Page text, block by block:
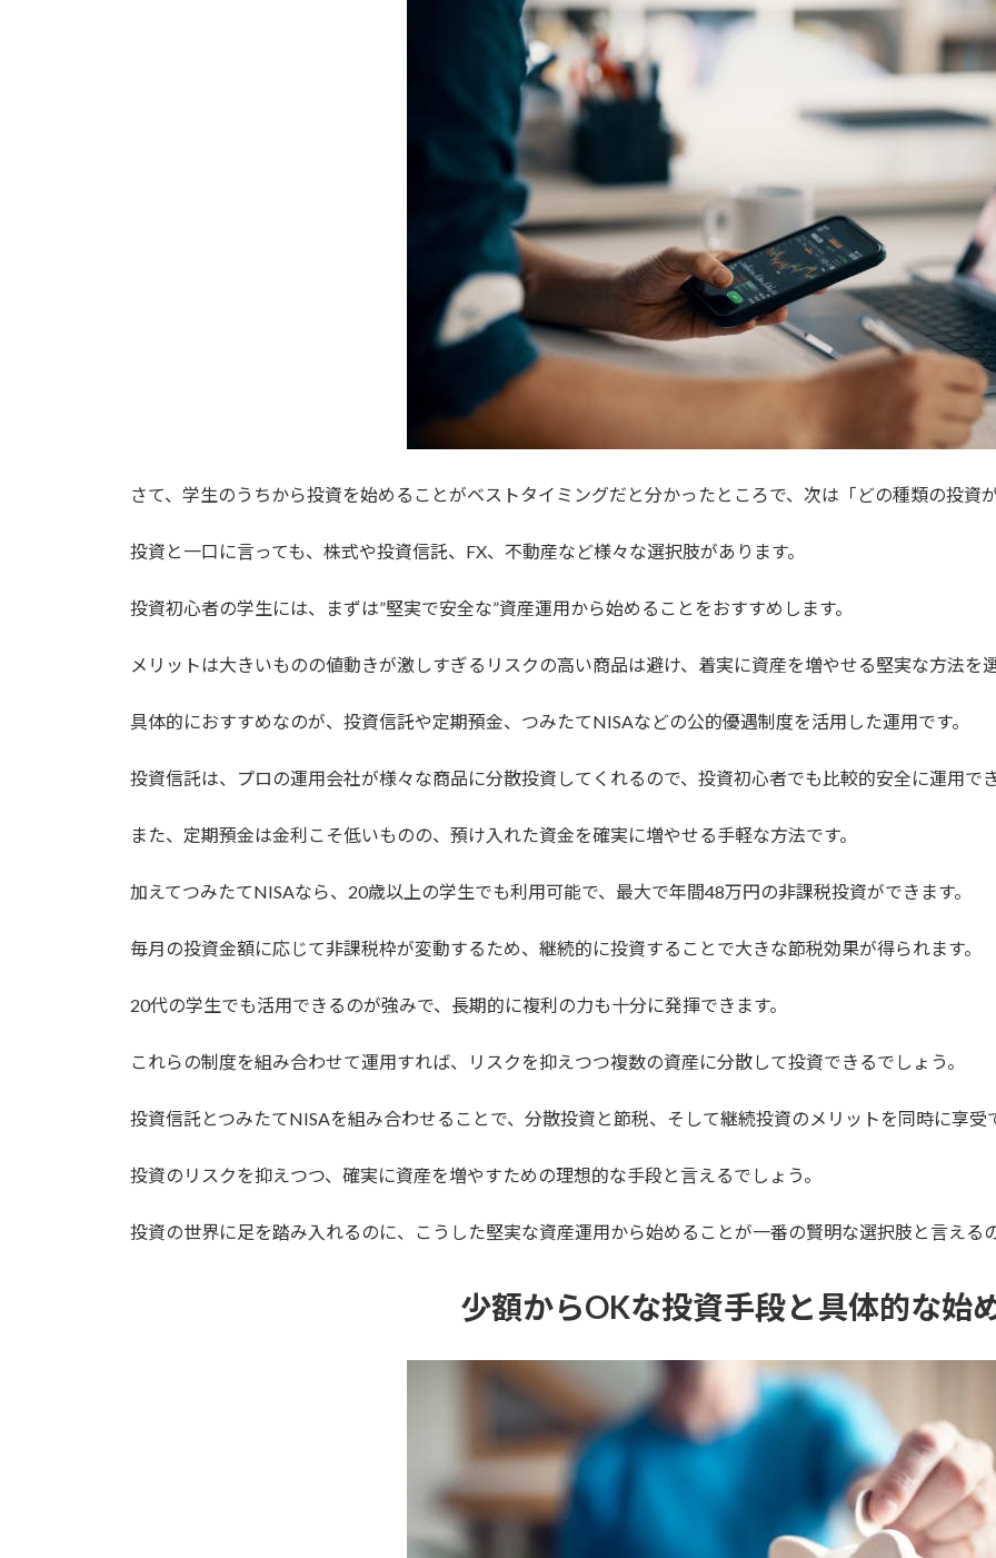
さて、学生のうちから投資を始めることがベストタイミングだと分かったところで、次は「どの種類の投資
投資と一口に言っても、株式や投資信託、FX、不動産など様々な選択肢があります。
投資初心者の学生には、まずは”堅実で安全な”資産運用から始めることをおすすめします。
メリットは大きいものの値動きが激しすぎるリスクの高い商品は避け、着実に資産を増やせる堅実な方法を
具体的におすすめなのが、投資信託や定期預金、つみたてNISAなどの公的優遇制度を活用した運用です。
投資信託は、プロの運用会社が様々な商品に分散投資してくれるので、投資初心者でも比較的安全に運用でき
また、定期預金は金利こそ低いものの、預け入れた資金を確実に増やせる手軽な方法です。
加えてつみたてNISAなら、20歳以上の学生でも利用可能で、最大で年間48万円の非課税投資ができます。
毎月の投資金額に応じて非課税枠が変動するため、継続的に投資することで大きな節税効果が得られます。
20代の学生でも活用できるのが強みで、長期的に複利の力も十分に発揮できます。
これらの制度を組み合わせて運用すれば、リスクを抑えつつ複数の資産に分散して投資できるでしょう。
投資信託とつみたてNISAを組み合わせることで、分散投資と節税、そして継続投資のメリットを同時に享受
投資のリスクを抑えつつ、確実に資産を増やすための理想的な手段と言えるでしょう。
投資の世界に足を踏み入れるのに、こうした堅実な資産運用から始めることが一番の賢明な選択肢と言える
少額からOKな投資手段と具体的な始